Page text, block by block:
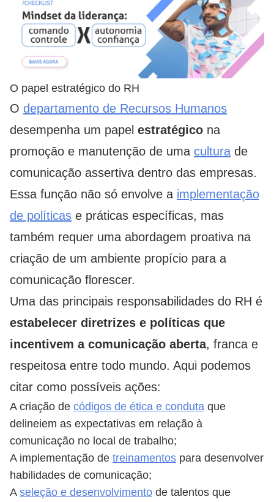
O papel estratégico do RH
O departamento de Recursos Humanos
desempenha um papel estratégico na
promoção e manutenção de uma cultura de
comunicação assertiva dentro das empresas.
Essa função não só envolve a implementação
de políticas e práticas específicas, mas
também requer uma abordagem proativa na
criação de um ambiente propício para a
comunicação florescer.
Uma das principais responsabilidades do RH é
estabelecer diretrizes e políticas que
incentivem a comunicação aberta, franca e
respeitosa entre todo mundo. Aqui podemos
citar como possíveis ações:
A criação de códigos de ética e conduta que
delineiem as expectativas em relação à
comunicação no local de trabalho;
A implementação de treinamentos para desenvolver
habilidades de comunicação;
A seleção e desenvolvimento de talentos que